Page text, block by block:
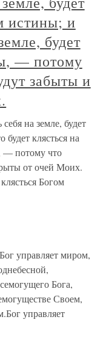
истины; и
будет
— потому
забыты и
на земле, будет
клясться на
— потому что
от очей Моих.
Богом
управляет миром,
Бога,
Своем,
управляет